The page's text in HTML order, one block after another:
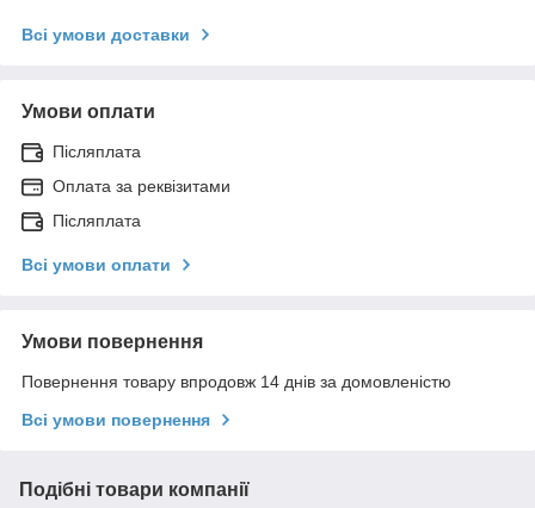
Всі умови доставки
Умови оплати
Післяплата
Оплата за реквізитами
Післяплата
Всі умови оплати
Умови повернення
Повернення товару впродовж 14 днів за домовленістю
Всі умови повернення
Подібні товари компанії